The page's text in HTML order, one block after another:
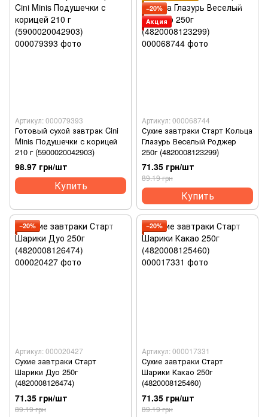
Артикул: 000079393
Готовый сухой завтрак Cini
Minis Подушечки с корицей
210 ​​г (5900020042903)
98.97 грн/шт
Купить
−20%
Акция
Артикул: 000068744
Сухие завтраки Старт Кольца
Глазурь Веселый Роджер
250г (4820008123299)
71.35 грн/шт
89.19 грн
Купить
−20%
Артикул: 000020427
Сухие завтраки Старт
Шарики Дуо 250г
(4820008126474)
71.35 грн/шт
89.19 грн
−20%
Артикул: 000017331
Сухие завтраки Старт
Шарики Какао 250г
(4820008125460)
71.35 грн/шт
89.19 грн